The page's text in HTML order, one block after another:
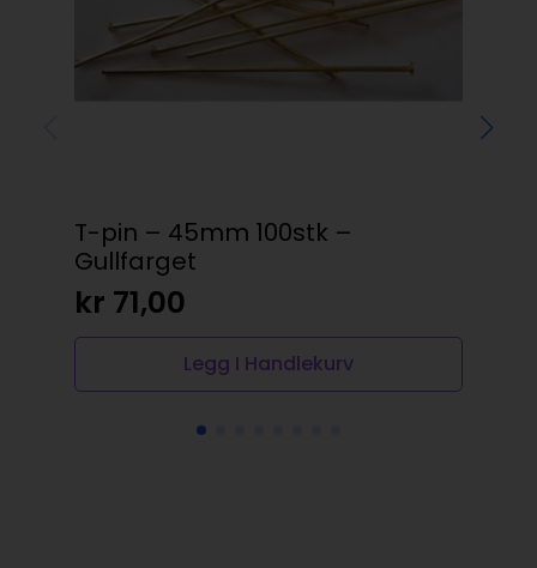
T-pin – 45mm 100stk –
Gullfarget
kr 71,00
Legg I Handlekurv